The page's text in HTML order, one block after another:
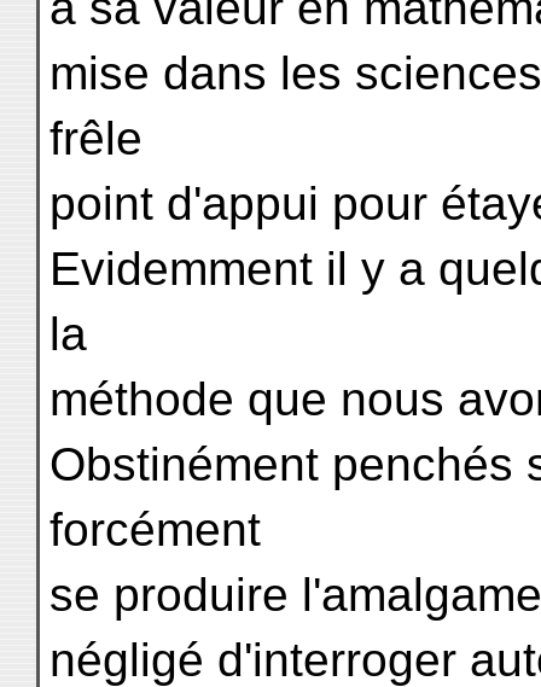
mise dans les
frêle
point d'appui pour
Evidemment il y a
la
méthode que nous
Obstinément penchés
forcément
se produire
négligé d'interroger